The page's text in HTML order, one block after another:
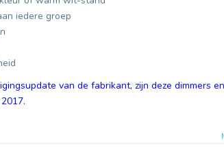
iedere groep
van de fabrikant, zijn deze dimmers